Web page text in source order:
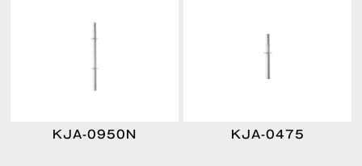
KJA-0950N KJA-0475